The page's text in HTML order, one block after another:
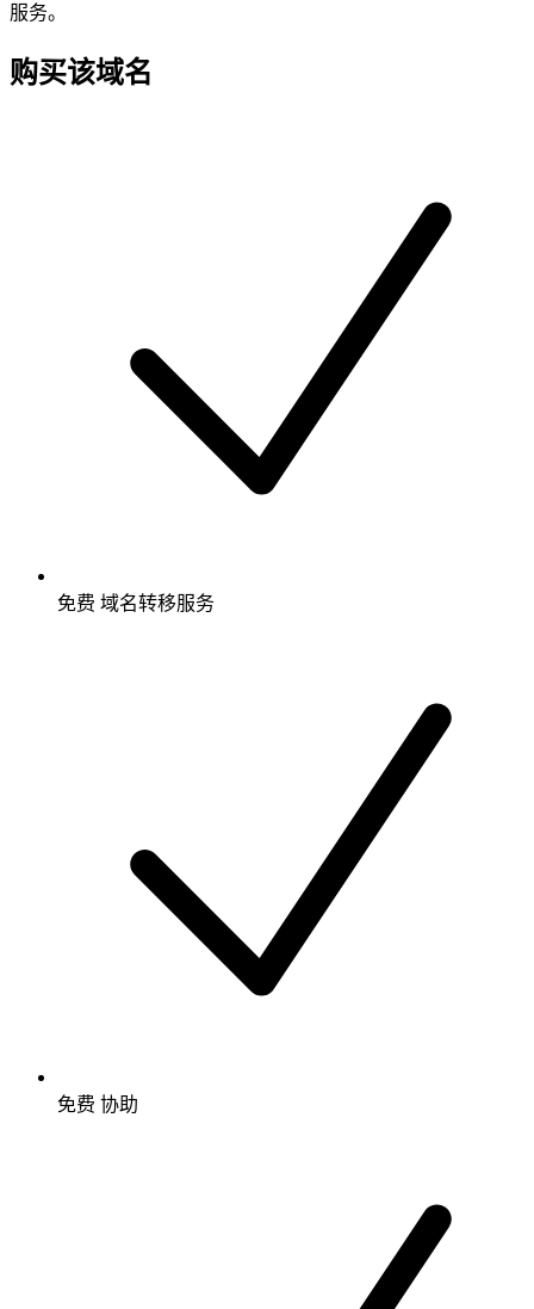
服务。
购买该域名
免费 域名转移服务
免费 协助